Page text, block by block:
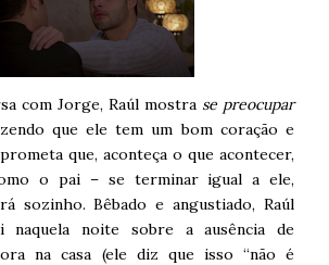
com Jorge, Raúl mostra se preocupar
que ele tem um bom coração e
que, aconteça o que acontecer,
o pai – se terminar igual a ele,
sozinho. Bêbado e angustiado, Raúl
naquela noite sobre a ausência de
na casa (ele diz que isso “não é